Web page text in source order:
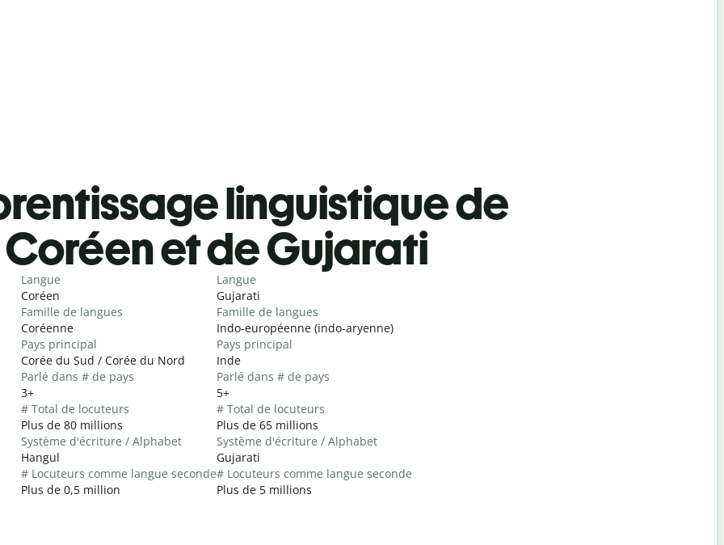
linguistique de
Coréen et de Gujarati
Langue
Coréen
Famille de langues
Coréenne
Pays principal
Corée du Sud / Corée du Nord
Parlé dans # de pays
3+
# Total de locuteurs
Plus de 80 millions
Système d'écriture / Alphabet
Hangul
# Locuteurs comme langue seconde
Plus de 0,5 million
Langue
Gujarati
Famille de langues
Indo-européenne (indo-aryenne)
Pays principal
Inde
Parlé dans # de pays
5+
# Total de locuteurs
Plus de 65 millions
Système d'écriture / Alphabet
Gujarati
# Locuteurs comme langue seconde
Plus de 5 millions